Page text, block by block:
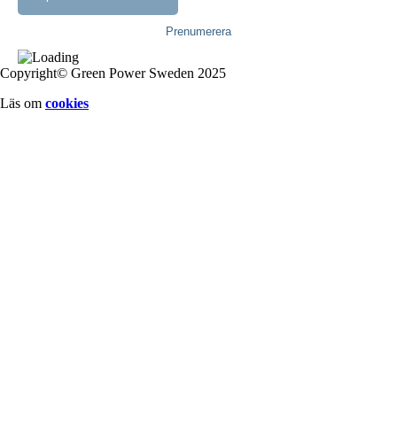
Copyright© Green Power Sweden 2025
Läs om cookies